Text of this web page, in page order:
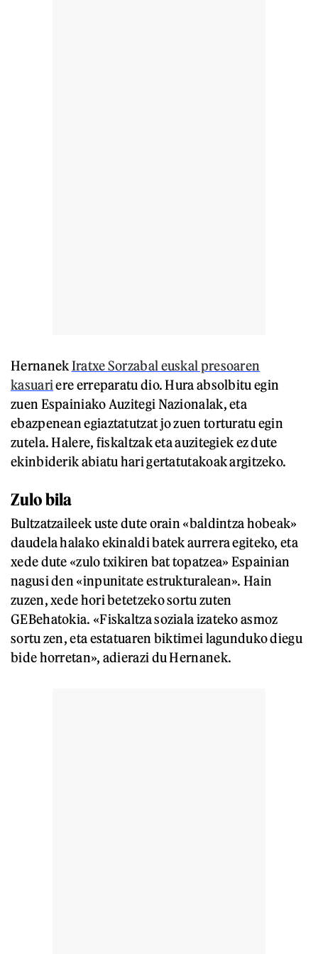
HernanekIratxe Sorzabal euskal presoaren
kasuariere erreparatu dio. Hura absolbitu egin
zuen Espainiako Auzitegi Nazionalak, eta
ebazpenean egiaztatutzat jo zuen torturatu egin
zutela. Halere, fiskaltzak eta auzitegiek ez dute
ekinbiderik abiatu hari gertatutakoak argitzeko.
Zulo bila
Bultzatzaileek uste dute orain «baldintza hobeak»
daudela halako ekinaldi batek aurrera egiteko, eta
xede dute «zulo txikiren bat topatzea» Espainian
nagusi den «inpunitate estrukturalean». Hain
zuzen, xede hori betetzeko sortu zuten
GEBehatokia. «Fiskaltza soziala izateko asmoz
sortu zen, eta estatuaren biktimei lagunduko diegu
bide horretan», adierazi du Hernanek.